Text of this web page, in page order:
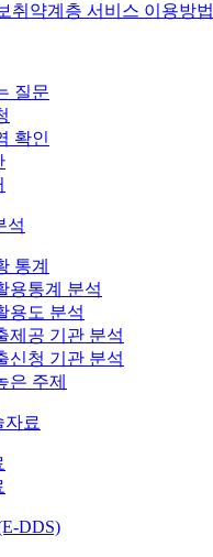
취약계층 서비스 이용방법
질문
확인
석
통계
용통계 분석
용도 분석
제공 기관 분석
신청 기관 분석
은 주제
자료
DDS)